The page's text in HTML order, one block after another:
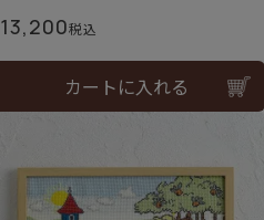
13,200税込
カートに入れる